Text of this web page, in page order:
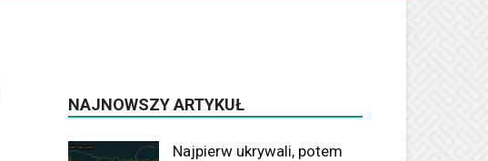
NAJNOWSZY ARTYKUŁ
Najpierw ukrywali, potem